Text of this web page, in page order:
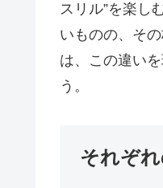
スリル”を楽し
いものの、そ
は、この違い
う。
それぞ